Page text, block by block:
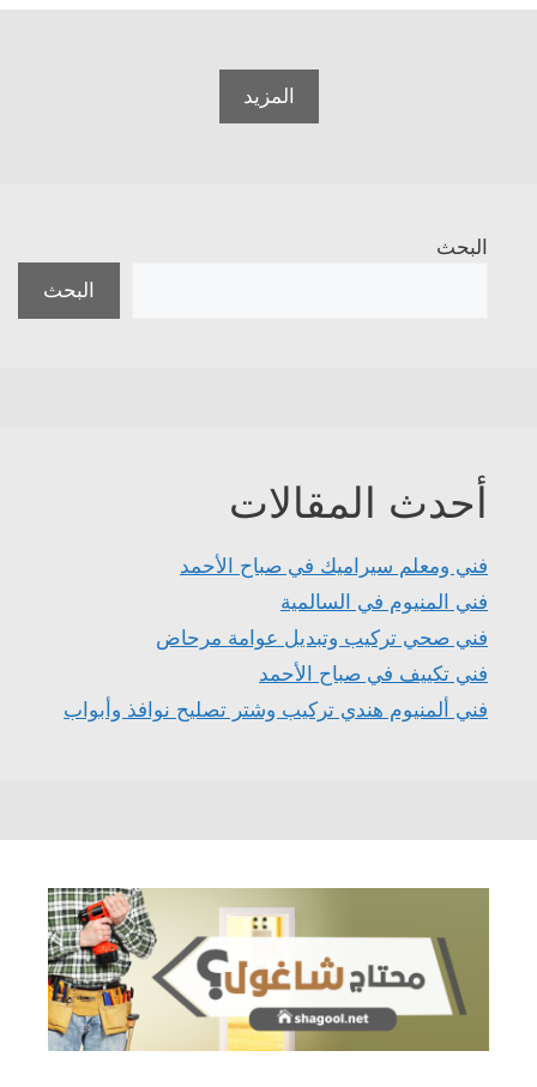
المزيد
البحث
البحث
أحدث المقالات
فني ومعلم سيراميك في صباح الأحمد
فني المنيوم في السالمية
فني صحي تركيب وتبديل عوامة مرحاض
فني تكييف في صباح الأحمد
فني ألمنيوم هندي تركيب وشتر تصليح نوافذ وأبواب